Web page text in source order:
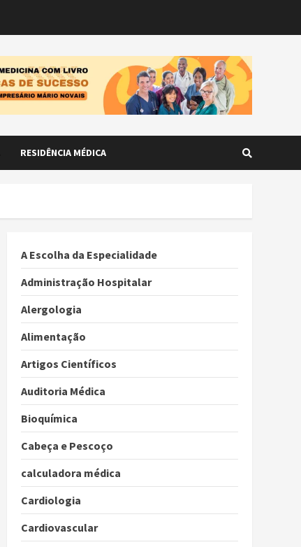
RESIDÊNCIA MÉDICA
A Escolha da Especialidade
Administração Hospitalar
Alergologia
Alimentação
Artigos Científicos
Auditoria Médica
Bioquímica
Cabeça e Pescoço
calculadora médica
Cardiologia
Cardiovascular